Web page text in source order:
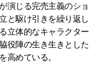
演じる完売主義のショ
と駆け引きを繰り返し
立体的なキャラクター
役陣の生き生きとした
高めている。